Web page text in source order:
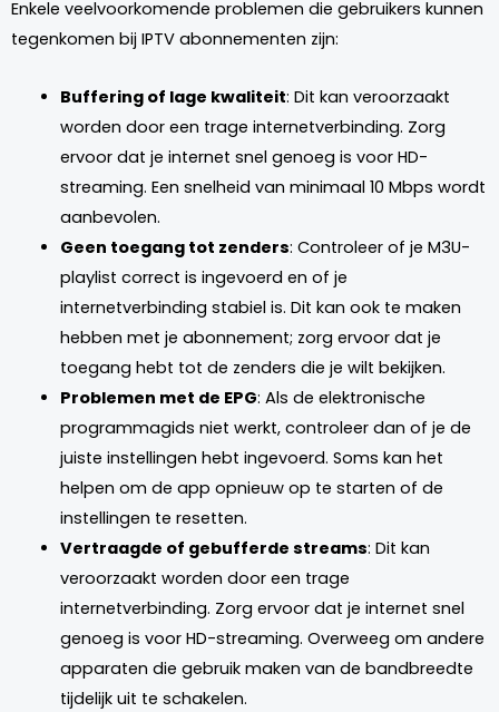
Enkele veelvoorkomende problemen die gebruikers kunnen
tegenkomen bij IPTV abonnementen zijn:
Buffering of lage kwaliteit: Dit kan veroorzaakt
worden door een trage internetverbinding. Zorg
ervoor dat je internet snel genoeg is voor HD-
streaming. Een snelheid van minimaal 10 Mbps wordt
aanbevolen.
Geen toegang tot zenders: Controleer of je M3U-
playlist correct is ingevoerd en of je
internetverbinding stabiel is. Dit kan ook te maken
hebben met je abonnement; zorg ervoor dat je
toegang hebt tot de zenders die je wilt bekijken.
Problemen met de EPG: Als de elektronische
programmagids niet werkt, controleer dan of je de
juiste instellingen hebt ingevoerd. Soms kan het
helpen om de app opnieuw op te starten of de
instellingen te resetten.
Vertraagde of gebufferde streams: Dit kan
veroorzaakt worden door een trage
internetverbinding. Zorg ervoor dat je internet snel
genoeg is voor HD-streaming. Overweeg om andere
apparaten die gebruik maken van de bandbreedte
tijdelijk uit te schakelen.